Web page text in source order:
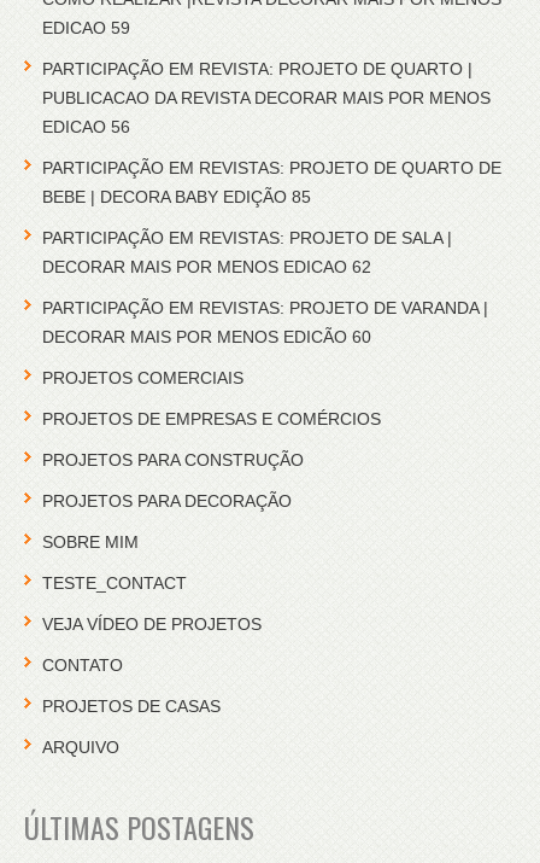
EDICAO 59
PARTICIPAÇÃO EM REVISTA: PROJETO DE QUARTO |
PUBLICACAO DA REVISTA DECORAR MAIS POR MENOS
EDICAO 56
PARTICIPAÇÃO EM REVISTAS: PROJETO DE QUARTO DE
BEBE | DECORA BABY EDIÇÃO 85
PARTICIPAÇÃO EM REVISTAS: PROJETO DE SALA |
DECORAR MAIS POR MENOS EDICAO 62
PARTICIPAÇÃO EM REVISTAS: PROJETO DE VARANDA |
DECORAR MAIS POR MENOS EDICÃO 60
PROJETOS COMERCIAIS
PROJETOS DE EMPRESAS E COMÉRCIOS
PROJETOS PARA CONSTRUÇÃO
PROJETOS PARA DECORAÇÃO
SOBRE MIM
TESTE_CONTACT
VEJA VÍDEO DE PROJETOS
CONTATO
PROJETOS DE CASAS
ARQUIVO
ÚLTIMAS POSTAGENS